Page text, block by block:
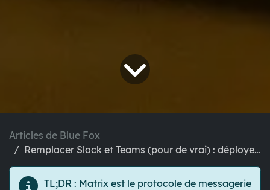
Articles de Blue Fox
Remplacer Slack et Teams (pour de vrai) : déployer Matrix et Element
TL;DR : Matrix est le protocole de messagerie